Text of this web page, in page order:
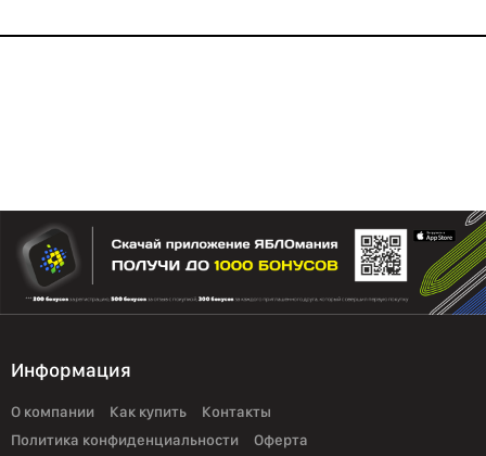
Информация
О компании Как купить
Контакты
Политика конфиденциальности
Оферта